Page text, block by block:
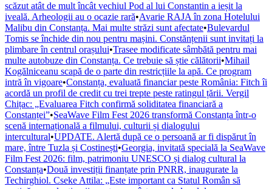
scăzut atât de mult încât vechiul Pod al lui Constantin a ieșit la
iveală. Arheologii au o ocazie rară•Avarie RAJA în zona Hotelului
Malibu din Constanța. Mai multe străzi sunt afectate•Bulevardul
Tomis se închide din nou pentru mașini. Constănțenii sunt invitați la
plimbare în centrul orașului•Trasee modificate sâmbătă pentru mai
multe autobuze din Constanța. Ce trebuie să știe călătorii•Mihail
Kogălniceanu scapă de o parte din restricțiile la apă. Ce program
intră în vigoare•Constanța, evaluată financiar peste România: Fitch îi
acordă un profil de credit cu trei trepte peste ratingul țării. Vergil
Chițac: „Evaluarea Fitch confirmă soliditatea financiară a
Constanței”•SeaWave Film Fest 2026 transformă Constanța într-o
scenă internațională a filmului, culturii și dialogului
intercultural•UPDATE. Alertă după ce o persoană ar fi dispărut în
mare, între Tuzla și Costinești•Georgia, invitată specială la SeaWave
Film Fest 2026: film, patrimoniu UNESCO și dialog cultural la
Constanța•Două investiții finanțate prin PNRR, inaugurate la
Techirghiol. Cseke Attila: „Este important ca Statul Român să